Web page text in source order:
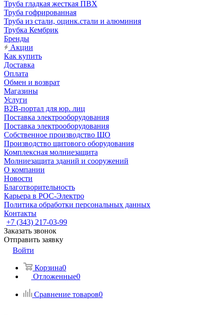
Труба гладкая жесткая ПВХ
Труба гофрированная
Труба из стали, оцинк.стали и алюминия
Трубка Кембрик
Бренды
Акции
Как купить
Доставка
Оплата
Обмен и возврат
Магазины
Услуги
B2B-портал для юр. лиц
Поставка электрооборудования
Поставка электрооборудования
Собственное производство ЩО
Производство щитового оборудования
Комплексная молниезащита
Молниезащита зданий и сооружений
О компании
Новости
Благотворительность
Карьера в РОС-Электро
Политика обработки персональных данных
Контакты
+7 (343) 217-03-99
Заказать звонок
Отправить заявку
Войти
Корзина0
Отложенные0
Сравнение товаров0